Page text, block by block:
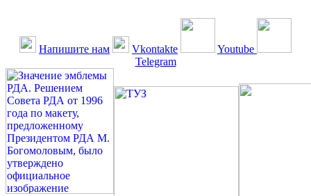
Напишите нам Vkontakte
Youtube
Telegram